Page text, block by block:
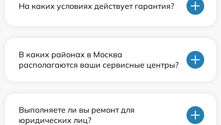
На каких условиях действует гарантия?
В каких районах в Москва
располагаются ваши сервисные центры?
Выполняете ли вы ремонт для
юридических лиц?